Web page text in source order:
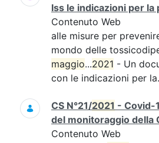
Iss le indicazioni per la
Contenuto Web
alle misure per
mondo delle
maggio...2021 - Un
con le indicazioni per
CS N°21/2021 - Covid-
del monitoraggio della
Contenuto Web